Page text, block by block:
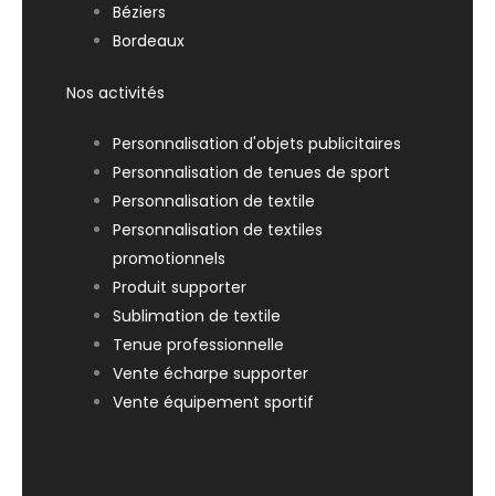
Béziers
Bordeaux
Nos activités
Personnalisation d'objets publicitaires
Personnalisation de tenues de sport
Personnalisation de textile
Personnalisation de textiles
promotionnels
Produit supporter
Sublimation de textile
Tenue professionnelle
Vente écharpe supporter
Vente équipement sportif